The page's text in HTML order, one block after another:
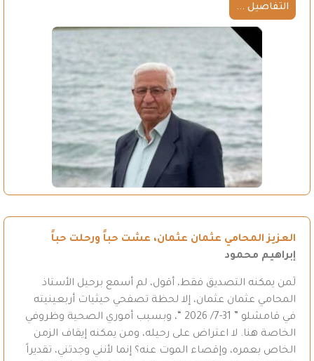
التفاصيل ...
العزيز المحامي عثمان عثمان، عشت حباً ورحلت حباً
إبراهيم محمود
لَمن يمكنه التصديق فقط، أقول، لم أسمع برحيل الأستاذ
المحامي عثمان عثمان، إلا لحظة تصفحي حيثيات أربعينيته
في قامشلو ” 31-7/ 2026 “، وبسبب أموري الصحية وظروفي
الخاصة هنا. لا اعتراض على رحيله، ومن يمكنه إيقاف الزمن
الخاص بعمره، وإقصاء الموت عنه؟ إنما لأنني وجدتني، تقديراً